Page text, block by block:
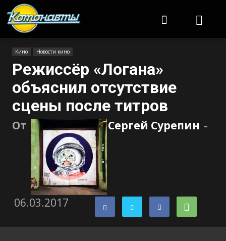
Кино Новости кино
Режиссёр «Логана»
объяснил отсутствие
сцены после титров
От Сергей Сурепин -
06.03.2017